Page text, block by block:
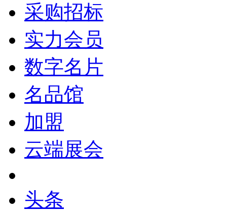
采购招标
实力会员
数字名片
名品馆
加盟
云端展会
头条